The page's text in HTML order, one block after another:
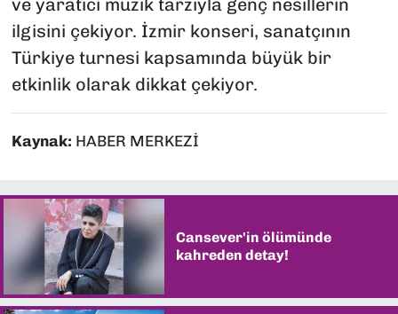
ilgisini çekiyor. İzmir konseri, sanatçının
Türkiye turnesi kapsamında büyük bir
etkinlik olarak dikkat çekiyor.
Kaynak: HABER MERKEZİ
Cansever'in ölümünde
kahreden detay!